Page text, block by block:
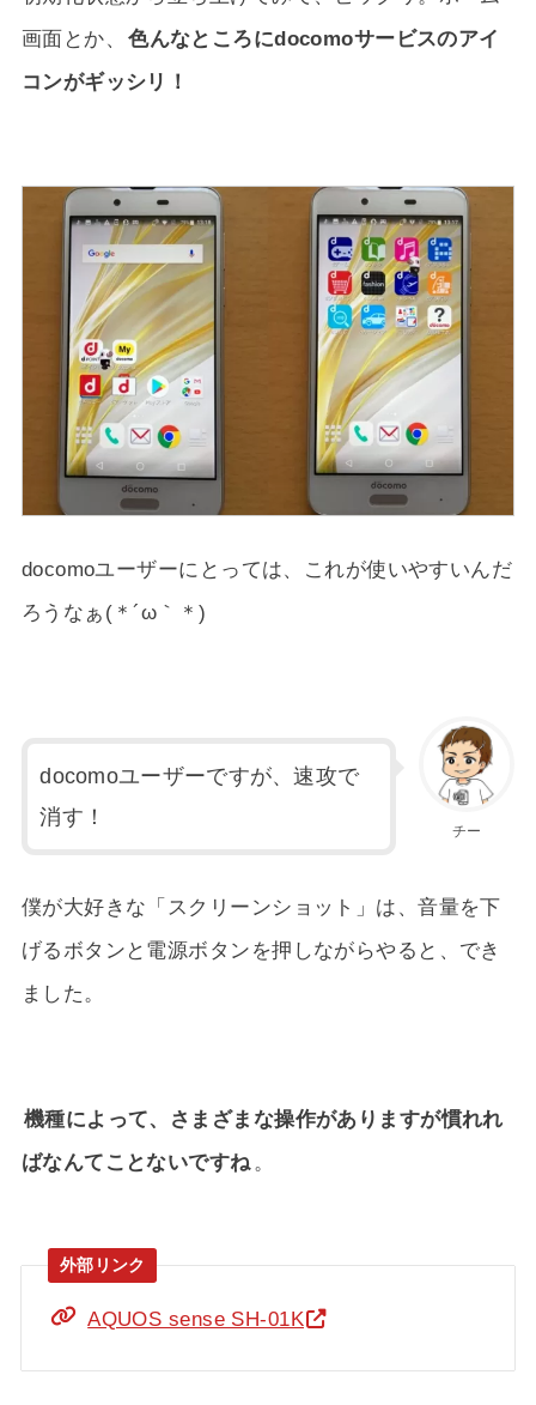
画面とか、 色んなところにdocomoサービスのアイ
コンがギッシリ！
docomoユーザーにとっては、これが使いやすいんだ
ろうなぁ(＊´ω｀＊)
チー
docomoユーザーですが、速攻で
消す！
僕が大好きな「スクリーンショット」は、音量を下
げるボタンと電源ボタンを押しながらやると、でき
ました。
機種によって、さまざまな操作がありますが慣れれ
ばなんてことないですね。
AQUOS sense SH-01K